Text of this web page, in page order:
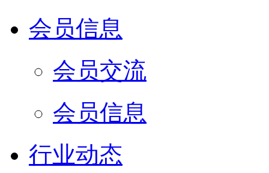
会员信息
会员交流
会员信息
行业动态